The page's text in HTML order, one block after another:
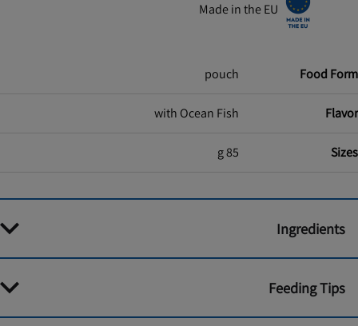
Made in the EU
Food Form
pouch
Flavor
with Ocean Fish
Sizes
85 g
Ingredients
Feeding Tips